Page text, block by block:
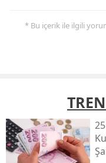
* Bu içerik ile ilgili